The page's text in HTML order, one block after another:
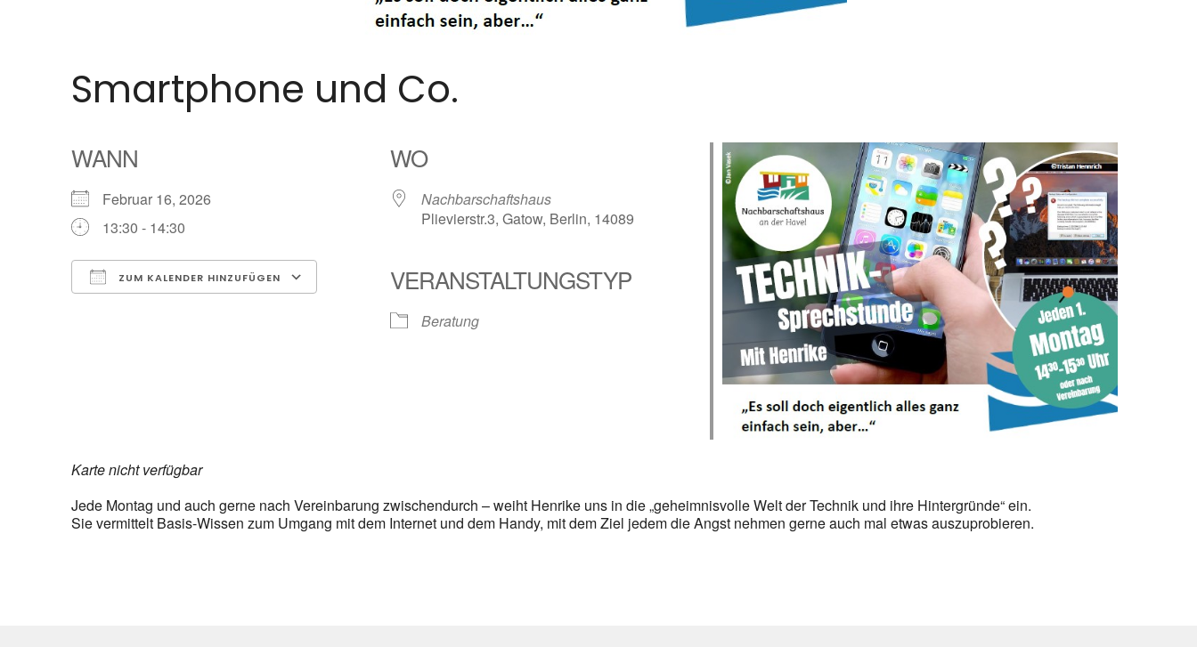
Smartphone und Co.
WANN
Februar 16, 2026
13:30 - 14:30
ZUM KALENDER HINZUFÜGEN
Google Kalender Office 365 Outlook Live
WO
Nachbarschaftshaus
Plievierstr.3, Gatow, Berlin, 14089
VERANSTALTUNGSTYP
Beratung
Karte nicht verfügbar
Jede Montag und auch gerne nach Vereinbarung zwischendurch – weiht Henrike uns in die „geheimnisvolle Welt der Technik und ihre Hintergründe“ ein.
Sie vermittelt Basis-Wissen zum Umgang mit dem Internet und dem Handy, mit dem Ziel jedem die Angst nehmen gerne auch mal etwas auszuprobieren.